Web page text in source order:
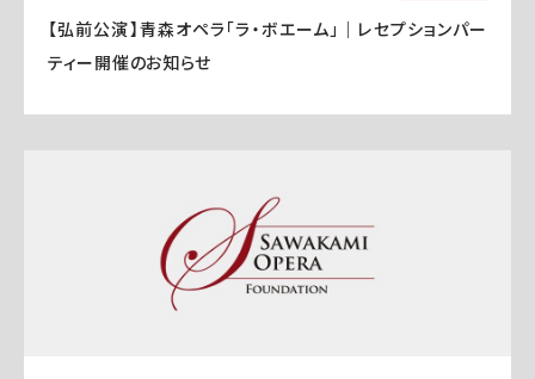
【弘前公演】青森オペラ「ラ・ボエーム」｜レセプションパー
ティー開催のお知らせ